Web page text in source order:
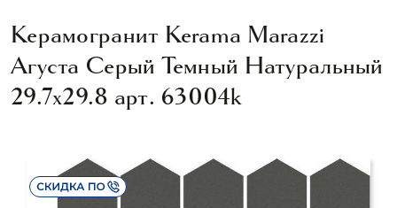
Керамогранит Kerama Marazzi
Агуста Серый Темный Натуральный
29.7x29.8 арт. 63004k